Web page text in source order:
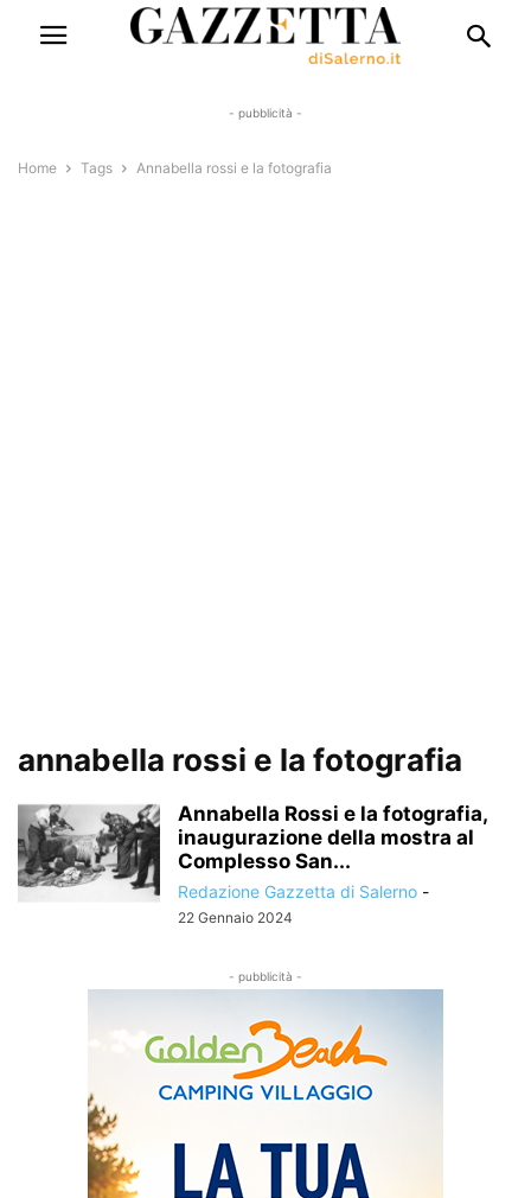
- pubblicità -
Home Tags Annabella rossi e la fotografia
annabella rossi e la fotografia
Annabella Rossi e la fotografia,
inaugurazione della mostra al
Complesso San...
Redazione Gazzetta di Salerno -
22 Gennaio 2024
- pubblicità -